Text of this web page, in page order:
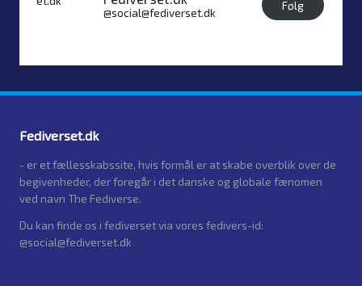
@social@fediverset.dk
Følg
Fediverset.dk
- er et fællesskabssite, hvis formål er at skabe overblik over de
begivenheder, der foregår i det danske og globale fænomen
ved navn The Fediverse.
Du kan finde os i fediverset via vores fedivers-id:
@social@fediverset.dk